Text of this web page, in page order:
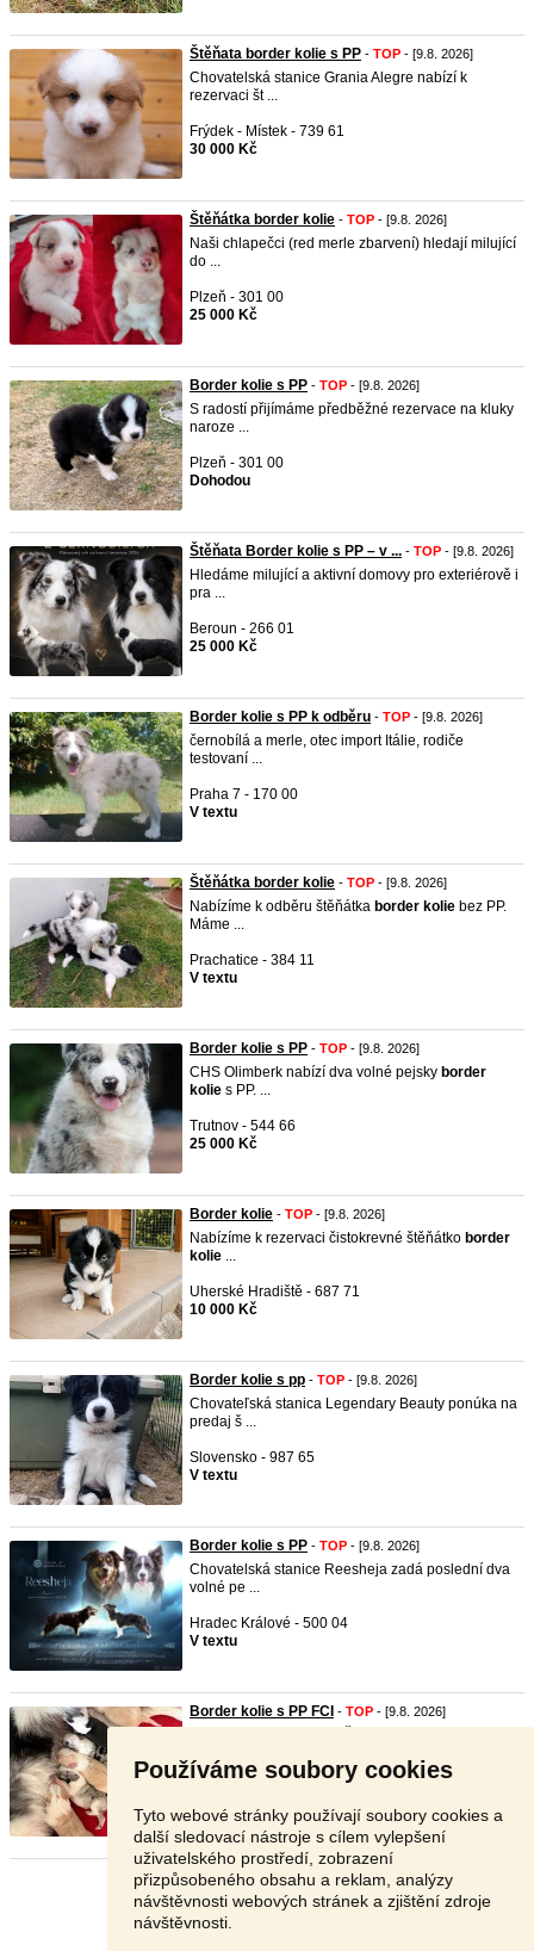
Používáme soubory cookies
Tyto webové stránky používají soubory cookies a
další sledovací nástroje s cílem vylepšení
uživatelského prostředí, zobrazení
přizpůsobeného obsahu a reklam, analýzy
návštěvnosti webových stránek a zjištění zdroje
návštěvnosti.
Štěňata border kolie s PP - TOP - [9.8. 2026]
Chovatelská stanice Grania Alegre nabízí k
rezervaci št ...
Frýdek - Místek - 739 61
30 000 Kč
Štěňátka border kolie - TOP - [9.8. 2026]
Naši chlapečci (red merle zbarvení) hledají milující
do ...
Plzeň - 301 00
25 000 Kč
Border kolie s PP - TOP - [9.8. 2026]
S radostí přijímáme předběžné rezervace na kluky
naroze ...
Plzeň - 301 00
Dohodou
Štěňata Border kolie s PP – v ... - TOP - [9.8. 2026]
Hledáme milující a aktivní domovy pro exteriérově i
pra ...
Beroun - 266 01
25 000 Kč
Border kolie s PP k odběru - TOP - [9.8. 2026]
černobílá a merle, otec import Itálie, rodiče
testovaní ...
Praha 7 - 170 00
V textu
Štěňátka border kolie - TOP - [9.8. 2026]
Nabízíme k odběru štěňátka border kolie bez PP.
Máme ...
Prachatice - 384 11
V textu
Border kolie s PP - TOP - [9.8. 2026]
CHS Olimberk nabízí dva volné pejsky border
kolie s PP. ...
Trutnov - 544 66
25 000 Kč
Border kolie - TOP - [9.8. 2026]
Nabízíme k rezervaci čistokrevné štěňátko border
kolie ...
Uherské Hradiště - 687 71
10 000 Kč
Border kolie s pp - TOP - [9.8. 2026]
Chovateľská stanica Legendary Beauty ponúka na
predaj š ...
Slovensko - 987 65
V textu
Border kolie s PP - TOP - [9.8. 2026]
Chovatelská stanice Reesheja zadá poslední dva
volné pe ...
Hradec Králové - 500 04
V textu
Border kolie s PP FCI - TOP - [9.8. 2026]
Dohodou
Stránka: 1 2 3 Další